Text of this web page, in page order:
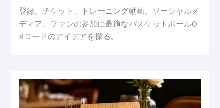
登録、チケット、トレーニング動画、ソーシャルメ
ディア、ファンの参加に最適なバスケットボールQ
Rコードのアイデアを探る。